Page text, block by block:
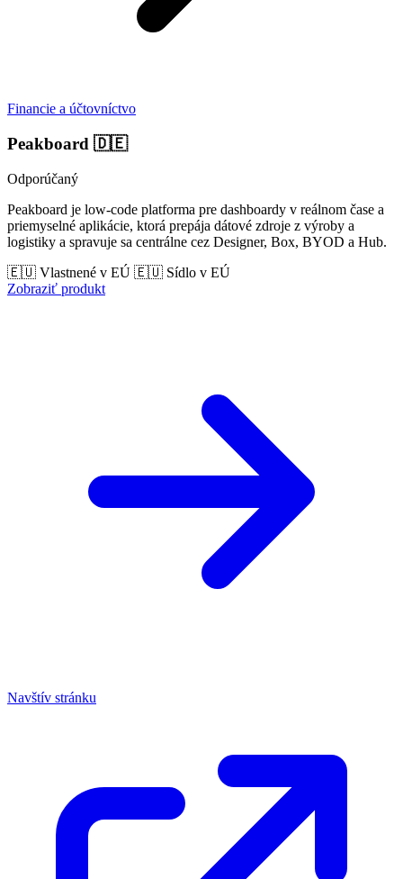
Financie a účtovníctvo
Peakboard 🇩🇪
Odporúčaný
Peakboard je low-code platforma pre dashboardy v reálnom čase a
priemyselné aplikácie, ktorá prepája dátové zdroje z výroby a
logistiky a spravuje sa centrálne cez Designer, Box, BYOD a Hub.
🇪🇺 Vlastnené v EÚ 🇪🇺 Sídlo v EÚ
Zobraziť produkt
Navštív stránku